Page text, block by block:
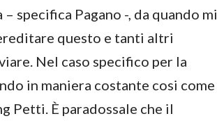
specifica Pagano -, da quando mi
questo e tanti altri
Nel caso specifico per la
in maniera costante cosi come
Petti. È paradossale che il